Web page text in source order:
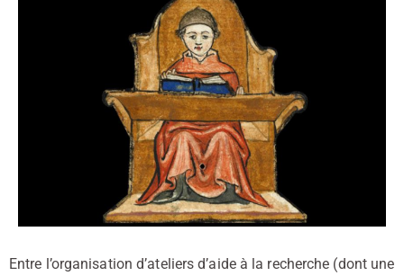
Entre l’organisation d’ateliers d’aide à la recherche (dont une